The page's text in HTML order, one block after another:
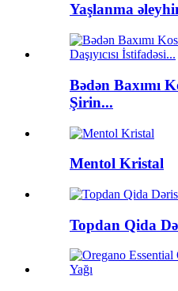
Yaşlanma
Bədən Baxımı
Şirin...
Mentol Kristal
Topdan Qida